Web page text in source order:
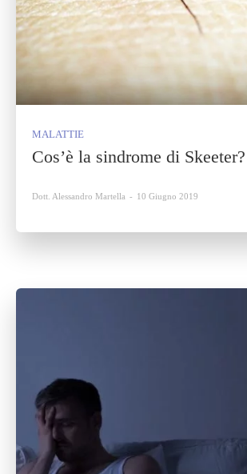
MALATTIE
Cos’è la sindrome di Skeeter?
Dott. Alessandro Martella - 10 Giugno 2019